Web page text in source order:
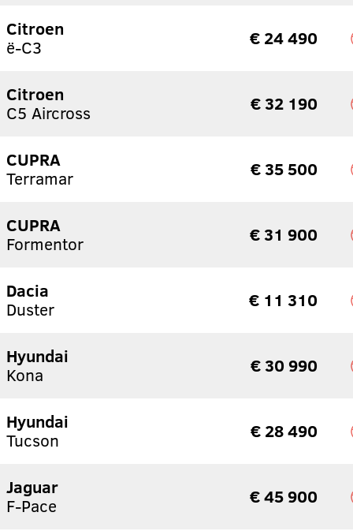
Citroen
ë-C3
€ 24 490
Citroen
C5 Aircross
€ 32 190
CUPRA
Terramar
€ 35 500
CUPRA
Formentor
€ 31 900
Dacia
Duster
€ 11 310
Hyundai
Kona
€ 30 990
Hyundai
Tucson
€ 28 490
Jaguar
F-Pace
€ 45 900